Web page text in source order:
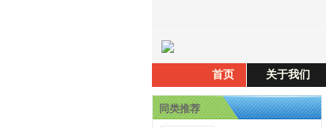
首页 关于我们
同类推荐